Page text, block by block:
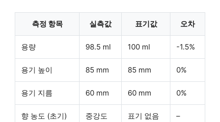
측정 항목 실측값 표기값 오차
용량 98.5 ml 100 ml -1.5%
용기 높이 85 mm 85 mm 0%
용기 지름 60 mm 60 mm 0%
향 농도 (초기) 중강도 표기 없음 –